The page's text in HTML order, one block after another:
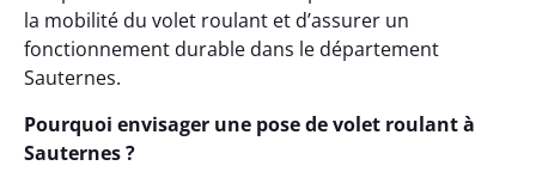
la mobilité du volet roulant et d’assurer un
fonctionnement durable dans le département
Sauternes.
Pourquoi envisager une pose de volet roulant à
Sauternes ?